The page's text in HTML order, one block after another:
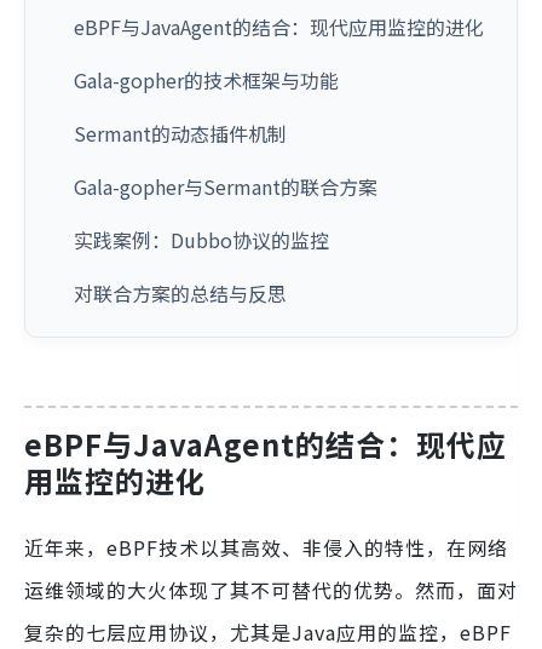
eBPF与JavaAgent的结合：现代应用监控的进化
Gala-gopher的技术框架与功能
Sermant的动态插件机制
Gala-gopher与Sermant的联合方案
实践案例：Dubbo协议的监控
对联合方案的总结与反思
eBPF与JavaAgent的结合：现代应
用监控的进化
近年来，eBPF技术以其高效、非侵入的特性，在网络
运维领域的大火体现了其不可替代的优势。然而，面对
复杂的七层应用协议，尤其是Java应用的监控，eBPF